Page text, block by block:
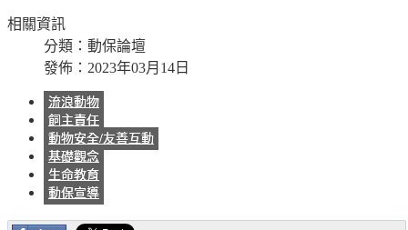
相關資訊
分類： 動保論壇
發佈：2023年03月14日
流浪動物
飼主責任
動物安全/友善互動
基礎觀念
生命教育
動保宣導